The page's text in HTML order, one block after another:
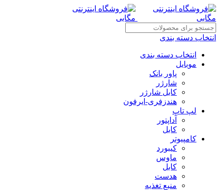
انتخاب دسته بندی
انتخاب دسته بندی
موبایل
پاور بانک
شارژر
کابل شارژر
هندزفری-ایرفون
لپ تاپ
آداپتور
کابل
کامپیوتر
کیبورد
ماوس
کابل
هدست
منبع تغذیه